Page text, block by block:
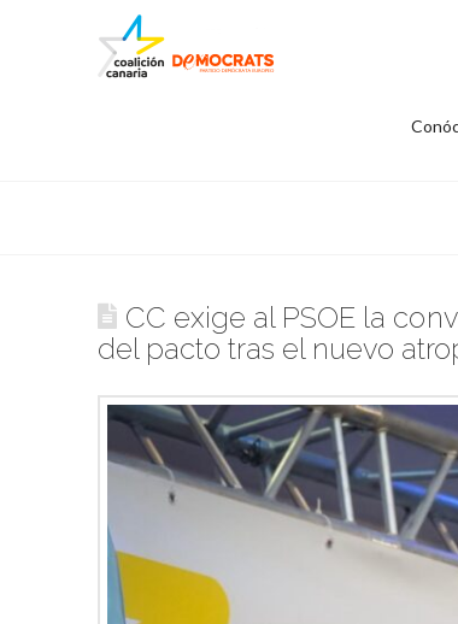
CC exige al PSOE la
del pacto tras el nuevo